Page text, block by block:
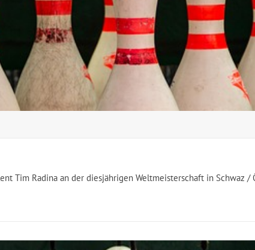
Tim Radina an der diesjährigen Weltmeisterschaft in Schwaz